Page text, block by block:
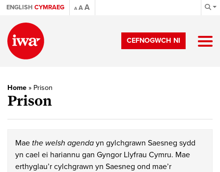
ENGLISH CYMRAEG A AA
CEFNOGWCH NI
Home » Prison
Prison
Mae the welsh agenda yn gylchgrawn Saesneg sydd
yn cael ei hariannu gan Gyngor Llyfrau Cymru. Mae
erthyglau’r cylchgrawn yn Saesneg ond mae’r